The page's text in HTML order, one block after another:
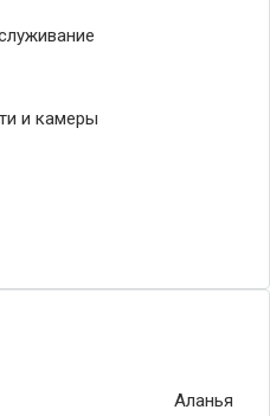
и камеры
Аланья